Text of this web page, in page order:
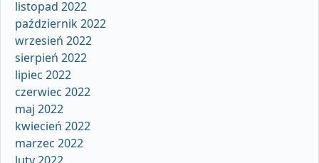
listopad 2022
październik 2022
wrzesień 2022
sierpień 2022
lipiec 2022
czerwiec 2022
maj 2022
kwiecień 2022
marzec 2022